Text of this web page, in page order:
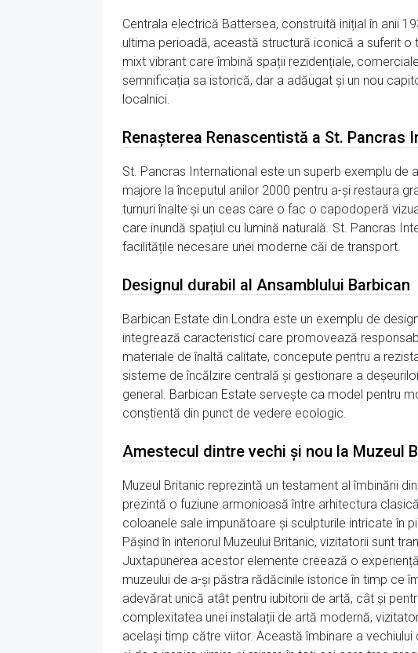
Centrala electrică Battersea, construită inițial în anii
ultima perioadă, această structură iconică a suferit
mixt vibrant care îmbină spații rezidențiale,
semnificația sa istorică, dar a adăugat și un nou
localnici.
Renașterea Renascentistă a St. Pancras
St. Pancras International este un superb exemplu de
majore la începutul anilor 2000 pentru a-și restaura
turnuri înalte și un ceas care o fac o capodoperă
care inundă spațiul cu lumină naturală. St. Pancras
facilitățile necesare unei moderne căi de transport.
Designul durabil al Ansamblului Barbican
Barbican Estate din Londra este un exemplu de
integrează caracteristici care promovează
materiale de înaltă calitate, concepute pentru a
sisteme de încălzire centrală și gestionare a
general. Barbican Estate servește ca model pentru
conștientă din punct de vedere ecologic.
Amestecul dintre vechi și nou la Muzeul
Muzeul Britanic reprezintă un testament al îmbinării
prezintă o fuziune armonioasă între arhitectura
coloanele sale impunătoare și sculpturile intricate în
Pășind în interiorul Muzeului Britanic, vizitatorii sunt
Juxtapunerea acestor elemente creează o
muzeului de a-și păstra rădăcinile istorice în timp ce
adevărat unică atât pentru iubitorii de artă, cât și
complexitatea unei instalații de artă modernă,
același timp către viitor. Această îmbinare a